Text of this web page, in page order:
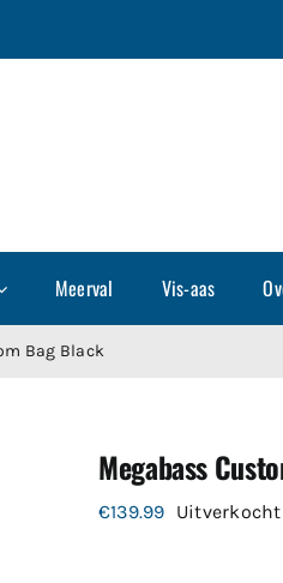
Meerval Vis-aas
Bag Black
Megabass
€139.99 Uitverkocht